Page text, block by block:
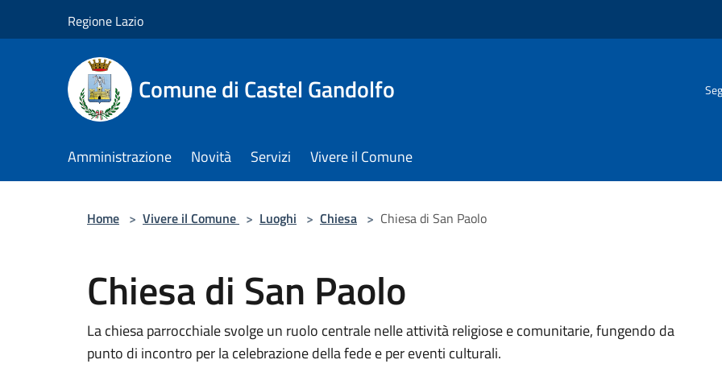
Regione Lazio
Comune di Castel Gandolfo
Amministrazione Novità Servizi Vivere il Comune
Home > Vivere il Comune > Luoghi > Chiesa > Chiesa di San Paolo
Chiesa di San Paolo
La chiesa parrocchiale svolge un ruolo centrale nelle attività religiose e comunitarie, fungendo da
punto di incontro per la celebrazione della fede e per eventi culturali.